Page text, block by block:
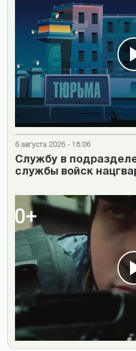
6 августа 2026 - 18:06
Cлужбу в
службы войск